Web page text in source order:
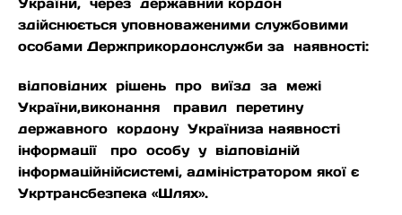
здійснюється уповноваженими службовими
особами Держприкордонслужби за наявності:
відповідних рішень про виїзд за межі
України,виконання правил перетину
державного кордону Україниза наявності
інформації про особу у відповідній
інформаційнійсистемі, адміністратором якої є
Укртрансбезпека «Шлях».